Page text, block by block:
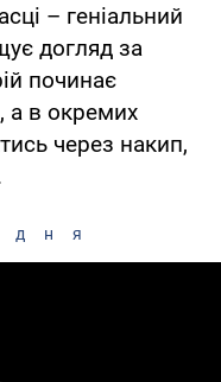
– геніальний
догляд за
починає
а в окремих
через накип,
дня